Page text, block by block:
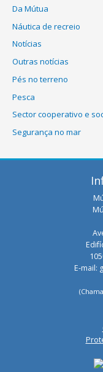
Da Mútua
Náutica de recreio
Notícias
Outras notícias
Pés no terreno
Pesca
Sector cooperativo e
Segurança no mar
E-mail: